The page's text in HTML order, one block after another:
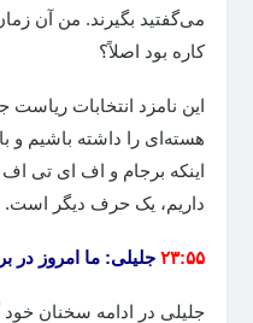
می‌گفتید بگیرند. من آن
کاره بود اصلاً؟
این نامزد انتخابات ریاست
هسته‌ای را داشته باشیم و
اینکه برجام و اف ای تی اف
داریم، یک حرف دیگر است.
۲۳:۵۵ جلیلی: ما امروز در
جلیلی در ادامه سخنان